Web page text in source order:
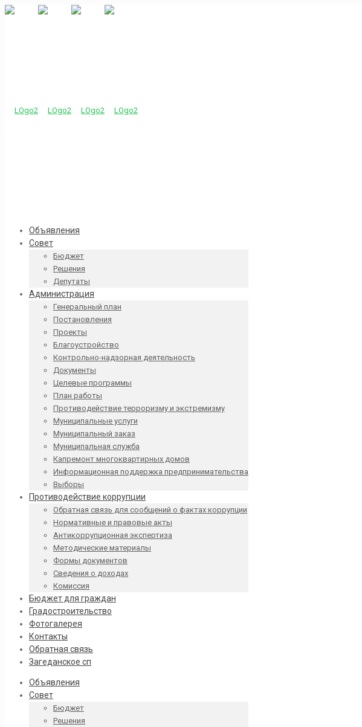
Объявления
Совет
Бюджет
Решения
Депутаты
Администрация
Генеральный план
Постановления
Проекты
Благоустройство
Контрольно-надзорная деятельность
Документы
Целевые программы
План работы
Противодействие терроризму и экстремизму
Муниципальные услуги
Муниципальный заказ
Муниципальная служба
Капремонт многоквартирных домов
Информационная поддержка предпринимательства
Выборы
Противодействие коррупции
Обратная связь для сообщений о фактах коррупции
Нормативные и правовые акты
Антикоррупционная экспертиза
Методические материалы
Формы документов
Сведения о доходах
Комиссия
Бюджет для граждан
Градостроительство
Фотогалерея
Контакты
Обратная связь
Загеданское сп
Объявления
Совет
Бюджет
Решения